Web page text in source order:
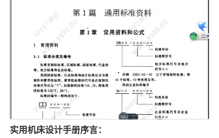
实用机床设计手册序言：